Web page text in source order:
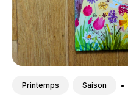
Printemps Saison •